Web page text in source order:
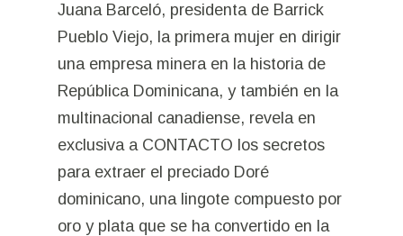
Juana Barceló, presidenta de Barrick
Pueblo Viejo, la primera mujer en dirigir
una empresa minera en la historia de
República Dominicana, y también en la
multinacional canadiense, revela en
exclusiva a CONTACTO los secretos
para extraer el preciado Doré
dominicano, una lingote compuesto por
oro y plata que se ha convertido en la